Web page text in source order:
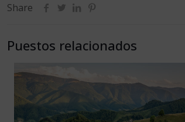
Share
Puestos relacionados